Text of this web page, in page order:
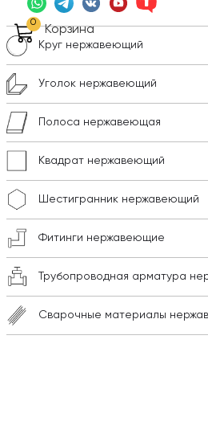
Корзина
0
Трубы нержавеющие
Круг нержавеющий
Уголок нержавеющий
Полоса нержавеющая
Квадрат нержавеющий
Шестигранник нержавеющий
Фитинги нержавеющие
Трубопроводная арматура
Сварочные материалы